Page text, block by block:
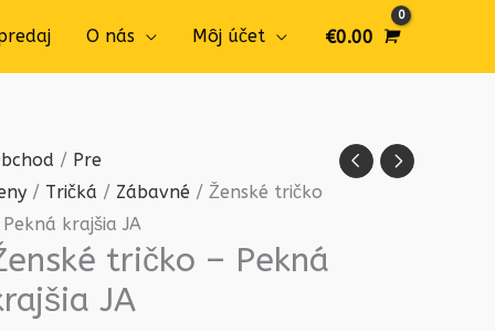
O nás Môj účet €0.00
/ Pre
/ Tričká / Zábavné / Ženské tričko
krajšia JA
tričko – Pekná
JA
množstvo
Ženské
tričko
-
Pekná
krajšia